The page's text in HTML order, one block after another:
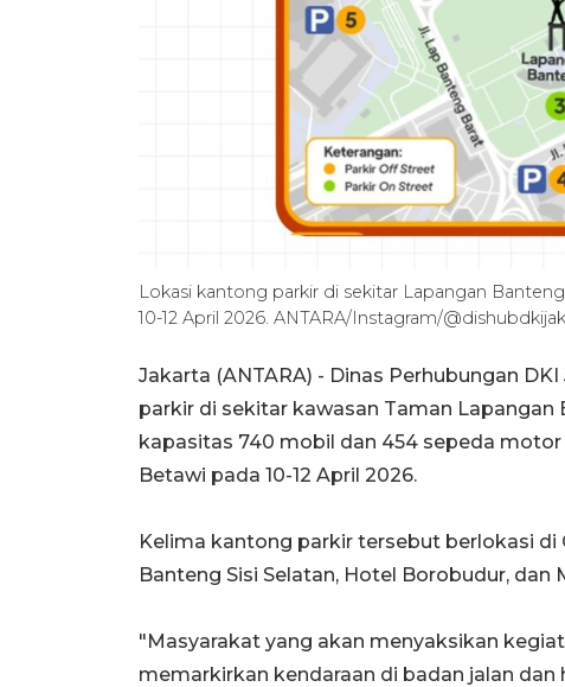
Lokasi kantong parkir di sekitar Lapangan
10-12 April 2026. ANTARA/Instagram/
Jakarta (ANTARA) - Dinas Perhubungan
parkir di sekitar kawasan Taman
kapasitas 740 mobil dan 454 sepeda
Betawi pada 10-12 April 2026.
Kelima kantong parkir tersebut berlokasi di
Banteng Sisi Selatan, Hotel Borobudur, dan
"Masyarakat yang akan menyaksikan
memarkirkan kendaraan di badan jalan